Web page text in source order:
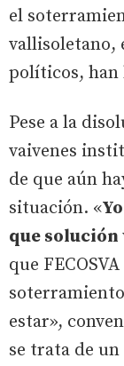
el
vallisoletano,
políticos, han
Pese a la
vaivenes
de que aún
situación. «
que solución
que
estar»,
se trata de